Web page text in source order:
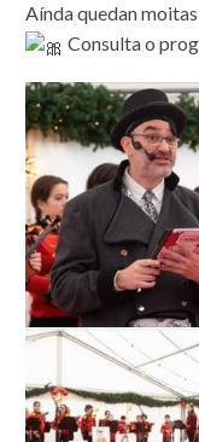
Aínda quedan
Consulta o